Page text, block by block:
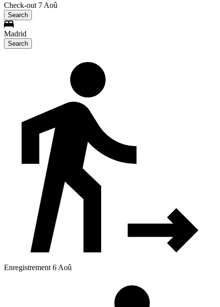
Check-out 7 Aoû
Search
Madrid
Search
Enregistrement 6 Aoû